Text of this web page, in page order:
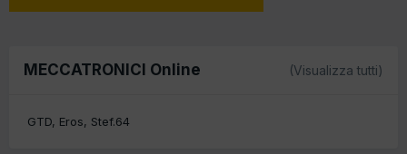
MECCATRONICI Online (Visualizza tutti)
GTD Eros Stef.64